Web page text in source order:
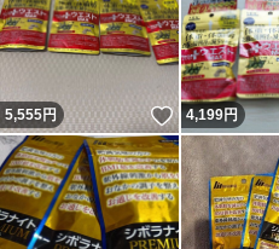
5,555円 いいね！
4,199円